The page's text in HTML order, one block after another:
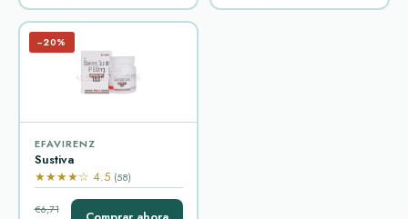
−20%
EFAVIRENZ
Sustiva
★★★★☆ 4.5 (58)
€6,71